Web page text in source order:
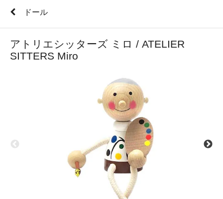
ドール
アトリエシッターズ ミロ / ATELIER
SITTERS Miro